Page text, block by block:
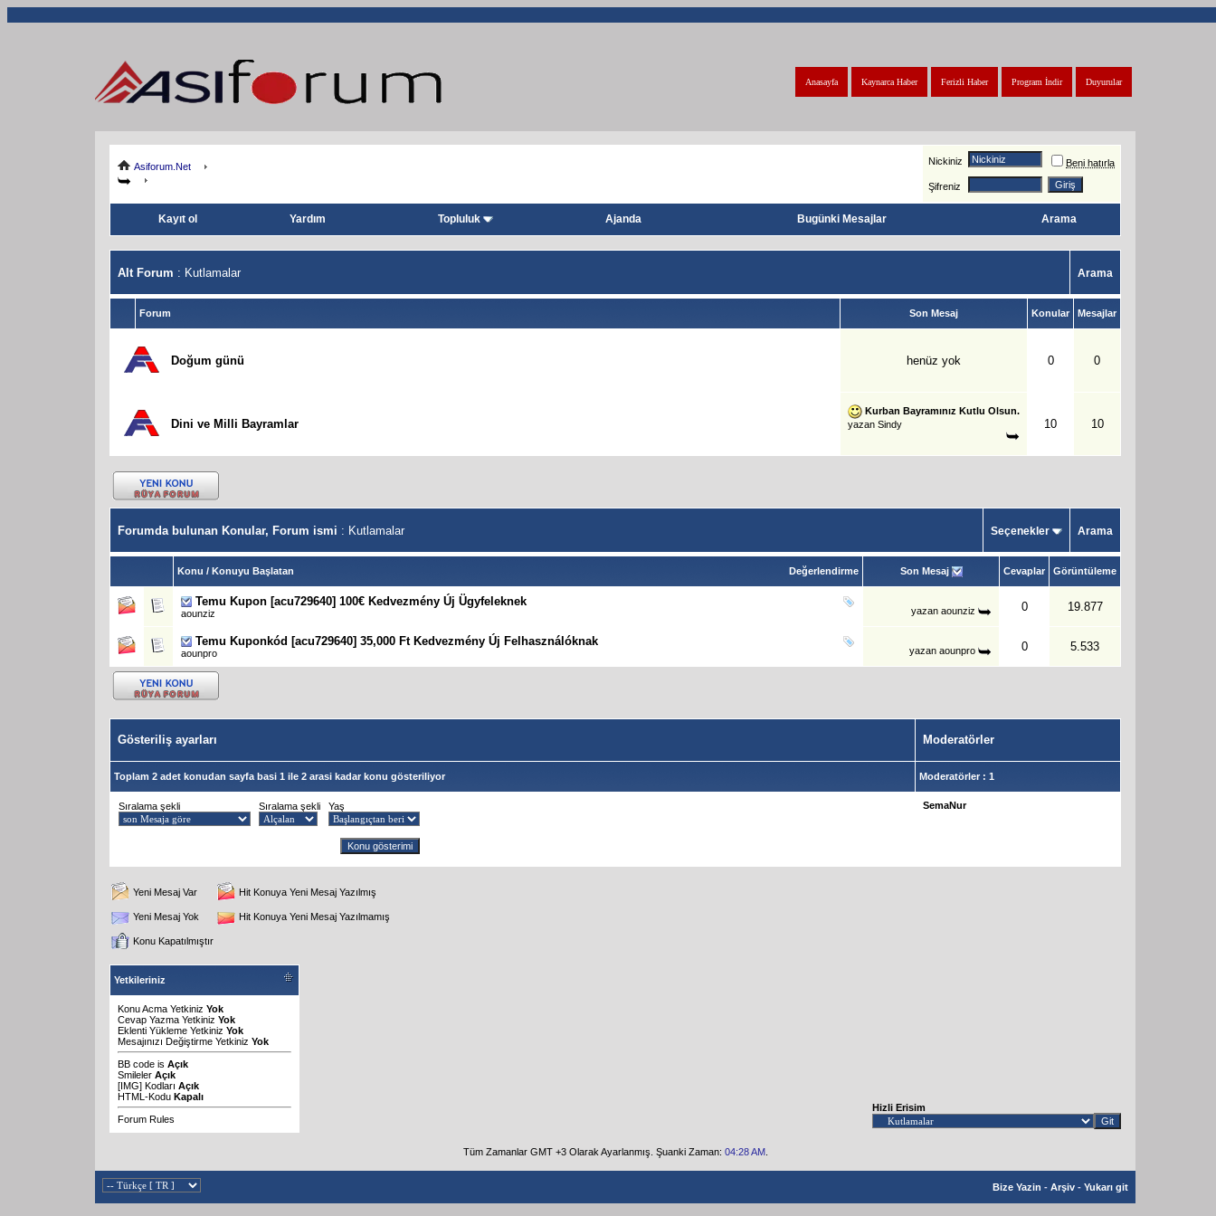
Duyurular
Program İndir
Ferizli Haber
Kaynarca Haber
Anasayfa
Asiforum.Net Nickiniz Beni hatırla
Şifreniz
Kayıt ol Yardım Topluluk Ajanda Bugünki Mesajlar Arama
Alt Forum : Kutlamalar Arama
Forum Son Mesaj Konular Mesajlar
Doğum günü henüz yok 0 0
Dini ve Milli Bayramlar
Kurban Bayramınız Kutlu Olsun.
yazan Sindy 10 10
Forumda bulunan Konular, Forum ismi : Kutlamalar Seçenekler Arama
Değerlendirme
Konu / Konuyu Başlatan Son Mesaj Cevaplar Görüntüleme
Temu Kupon [acu729640] 100€ Kedvezmény Új Ügyfeleknek
aounziz yazan aounziz 0 19.877
Temu Kuponkód [acu729640] 35,000 Ft Kedvezmény Új Felhasználóknak
aounpro yazan aounpro 0 5.533
Gösteriliş ayarları Moderatörler
Toplam 2 adet konudan sayfa basi 1 ile 2 arasi kadar konu gösteriliyor Moderatörler : 1
Sıralama şekli Sıralama şekli Yaş SemaNur
Yeni Mesaj Var Hit Konuya Yeni Mesaj Yazılmış
Yeni Mesaj Yok Hit Konuya Yeni Mesaj Yazılmamış
Konu Kapatılmıştır
Yetkileriniz
Konu Acma Yetkiniz Yok
Cevap Yazma Yetkiniz Yok
Eklenti Yükleme Yetkiniz Yok
Mesajınızı Değiştirme Yetkiniz Yok
BB code is Açık
Smileler Açık
[IMG] Kodları Açık
HTML-Kodu Kapalı
Forum Rules
Hizli Erisim
Tüm Zamanlar GMT +3 Olarak Ayarlanmış. Şuanki Zaman: 04:28 AM.
Bize Yazin - Arşiv - Yukarı git